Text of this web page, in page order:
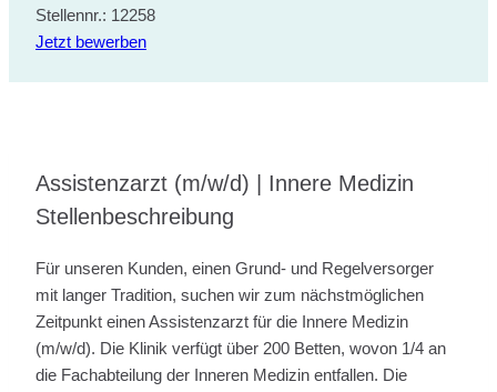
Stellennr.: 12258
Jetzt bewerben
Assistenzarzt (m/w/d) | Innere Medizin
Stellenbeschreibung
Für unseren Kunden, einen Grund- und Regelversorger
mit langer Tradition, suchen wir zum nächstmöglichen
Zeitpunkt einen Assistenzarzt für die Innere Medizin
(m/w/d). Die Klinik verfügt über 200 Betten, wovon 1/4 an
die Fachabteilung der Inneren Medizin entfallen. Die